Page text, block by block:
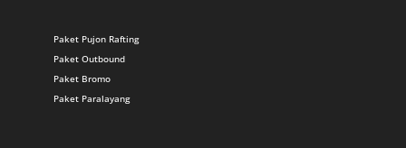
Paket Pujon Rafting
Paket Outbound
Paket Bromo
Paket Paralayang